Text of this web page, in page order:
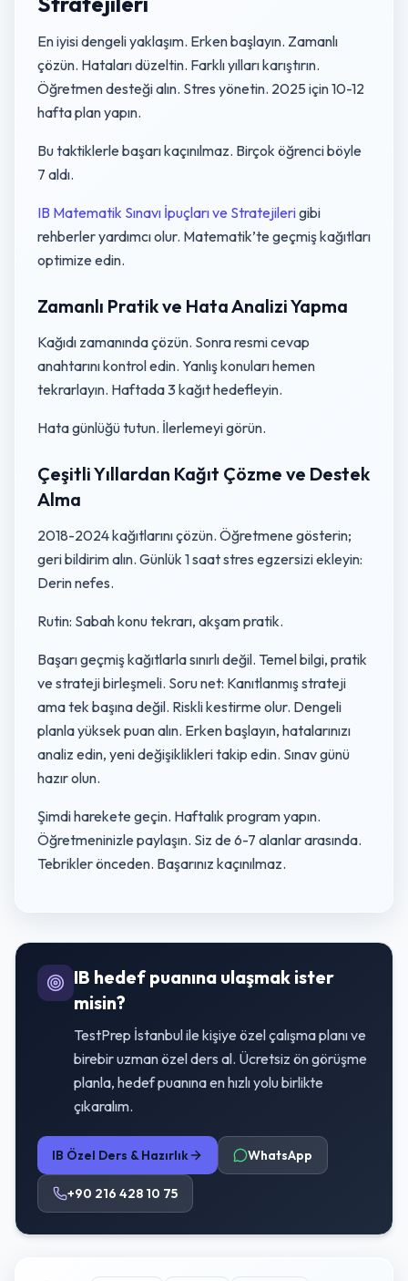
En iyisi dengeli yaklaşım. Erken başlayın. Zamanlı
çözün. Hataları düzeltin. Farklı yılları karıştırın.
Öğretmen desteği alın. Stres yönetin. 2025 için 10-12
hafta plan yapın.
Bu taktiklerle başarı kaçınılmaz. Birçok öğrenci böyle
7 aldı.
IB Matematik Sınavı İpuçları ve Stratejilerigibi
rehberler yardımcı olur. Matematik’te geçmiş kağıtları
optimize edin.
Zamanlı Pratik ve Hata Analizi Yapma
Kağıdı zamanında çözün. Sonra resmi cevap
anahtarını kontrol edin. Yanlış konuları hemen
tekrarlayın. Haftada 3 kağıt hedefleyin.
Hata günlüğü tutun. İlerlemeyi görün.
Çeşitli Yıllardan Kağıt Çözme ve Destek
Alma
2018-2024 kağıtlarını çözün. Öğretmene gösterin;
geri bildirim alın. Günlük 1 saat stres egzersizi ekleyin:
Derin nefes.
Rutin: Sabah konu tekrarı, akşam pratik.
Başarı geçmiş kağıtlarla sınırlı değil. Temel bilgi, pratik
ve strateji birleşmeli. Soru net: Kanıtlanmış strateji
ama tek başına değil. Riskli kestirme olur. Dengeli
planla yüksek puan alın. Erken başlayın, hatalarınızı
analiz edin, yeni değişiklikleri takip edin. Sınav günü
hazır olun.
Şimdi harekete geçin. Haftalık program yapın.
Öğretmeninizle paylaşın. Siz de 6-7 alanlar arasında.
Tebrikler önceden. Başarınız kaçınılmaz.
IB hedef puanına ulaşmak ister
misin?
TestPrep İstanbul ile kişiye özel çalışma planı ve
birebir uzman özel ders al. Ücretsiz ön görüşme
planla, hedef puanına en hızlı yolu birlikte
çıkaralım.
IB Özel Ders & Hazırlık WhatsApp
+90 216 428 10 75